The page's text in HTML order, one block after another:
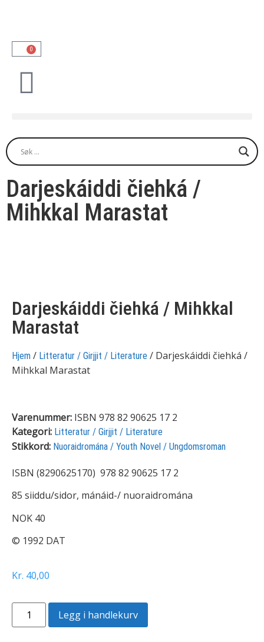
0
Darjeskáiddi čiehká /
Mihkkal Marastat
Darjeskáiddi čiehká / Mihkkal
Marastat
Hjem / Litteratur / Girjjit / Literature / Darjeskáiddi čiehká /
Mihkkal Marastat
Varenummer: ISBN 978 82 90625 17 2
Kategori: Litteratur / Girjjit / Literature
Stikkord: Nuoraidromána / Youth Novel / Ungdomsroman
ISBN (8290625170) 978 82 90625 17 2
85 siiddu/sidor, mánáid-/ nuoraidromána
NOK 40
© 1992 DAT
Kr 40,00
Legg i handlekurv